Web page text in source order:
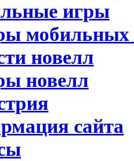
игры
мобильных
новелл
новелл
сайта